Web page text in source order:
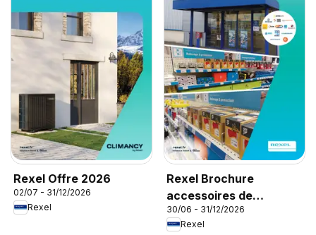
Rexel Offre 2026
02/07 - 31/12/2026
Rexel
Rexel Brochure
accessoires de
climatisation
30/06 - 31/12/2026
Rexel